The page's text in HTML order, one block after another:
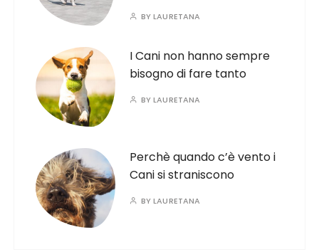
BYLAURETANA
I Cani non hanno sempre
bisogno di fare tanto
BYLAURETANA
Perchè quando c’è vento i
Cani si straniscono
BYLAURETANA